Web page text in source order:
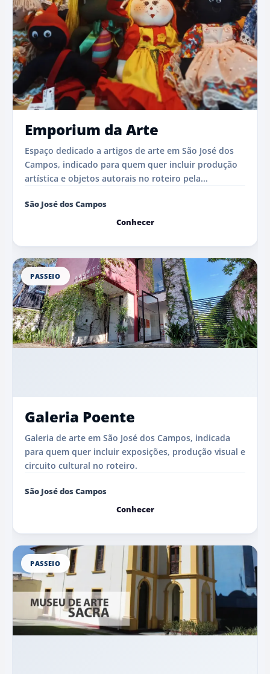
Emporium da Arte
Espaço dedicado a artigos de arte em São José dos
Campos, indicado para quem quer incluir produção
artística e objetos autorais no roteiro pela...
São José dos Campos
Conhecer
PASSEIO
Galeria Poente
Galeria de arte em São José dos Campos, indicada
para quem quer incluir exposições, produção visual e
circuito cultural no roteiro.
São José dos Campos
Conhecer
PASSEIO